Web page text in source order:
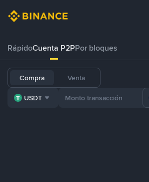
RápidoCuenta P2PPor bloques
Compra Venta
USDT